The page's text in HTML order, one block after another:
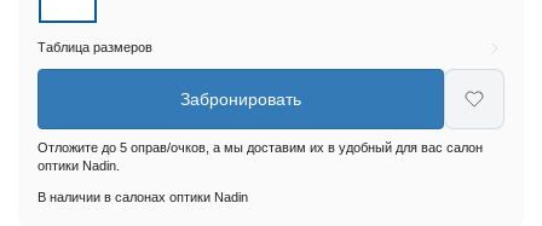
Таблица размеров
Забронировать
Отложите до 5 оправ/очков, а мы доставим их в удобный для вас салон
оптики Nadin.
В наличии в салонах оптики Nadin